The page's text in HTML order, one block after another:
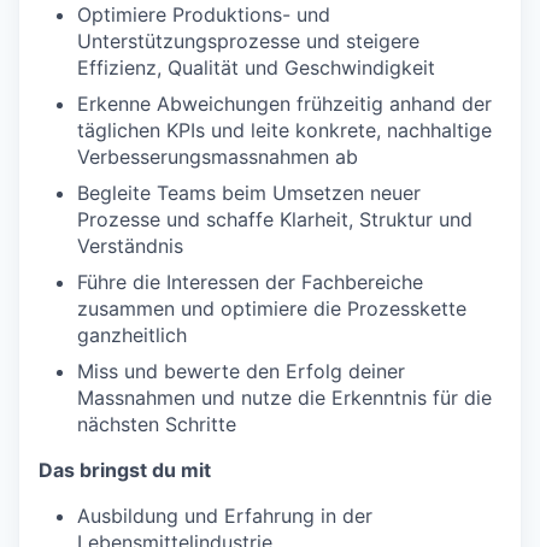
Optimiere Produktions- und
Unterstützungsprozesse und steigere
Effizienz, Qualität und Geschwindigkeit
Erkenne Abweichungen frühzeitig anhand der
täglichen KPIs und leite konkrete, nachhaltige
Verbesserungsmassnahmen ab
Begleite Teams beim Umsetzen neuer
Prozesse und schaffe Klarheit, Struktur und
Verständnis
Führe die Interessen der Fachbereiche
zusammen und optimiere die Prozesskette
ganzheitlich
Miss und bewerte den Erfolg deiner
Massnahmen und nutze die Erkenntnis für die
nächsten Schritte
Das bringst du mit
Ausbildung und Erfahrung in der
Lebensmittelindustrie